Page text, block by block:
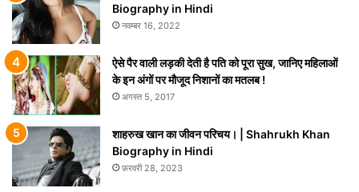
Biography in Hindi
नवम्बर 16, 2022
ऐसे पैर वाली लड़की देती है पति को पूरा सुख, जानिए महिलाओं
के इन अंगों पर मौजूद निशानों का मतलब !
अगस्त 5, 2017
शाहरुख खान का जीवन परिचय। | Shahrukh Khan
Biography in Hindi
फ़रवरी 28, 2023